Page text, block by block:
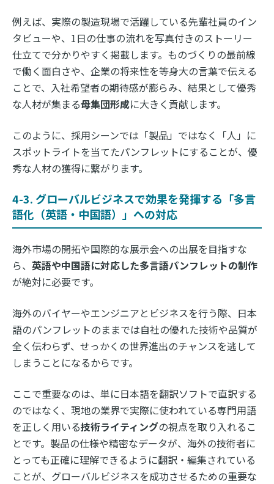
例えば、実際の製造現場で活躍している先輩社員のイン
タビューや、1日の仕事の流れを写真付きのストーリー
仕立てで分かりやすく掲載します。ものづくりの最前線
で働く面白さや、企業の将来性を等身大の言葉で伝える
ことで、入社希望者の期待感が膨らみ、結果として優秀
な人材が集まる母集団形成に大きく貢献します。
このように、採用シーンでは「製品」ではなく「人」に
スポットライトを当てたパンフレットにすることが、優
秀な人材の獲得に繋がります。
4-3. グローバルビジネスで効果を発揮する「多言
語化（英語・中国語）」への対応
海外市場の開拓や国際的な展示会への出展を目指すな
ら、 英語や中国語に対応した多言語パンフレットの制作
が絶対に必要です。
海外のバイヤーやエンジニアとビジネスを行う際、日本
語のパンフレットのままでは自社の優れた技術や品質が
全く伝わらず、せっかくの世界進出のチャンスを逃して
しまうことになるからです。
ここで重要なのは、単に日本語を翻訳ソフトで直訳する
のではなく、現地の業界で実際に使われている専門用語
を正しく用いる技術ライティングの視点を取り入れるこ
とです。製品の仕様や精密なデータが、海外の技術者に
とっても正確に理解できるように翻訳・編集されている
ことが、グローバルビジネスを成功させるための重要な